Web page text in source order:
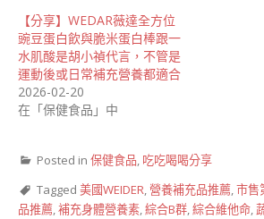
【分享】WEDAR薇達全方位
豌豆蛋白飲與脆米蛋白棒跟一
水肌酸是胡小禎代言，不管是
運動後或日常補充營養都適合
2026-02-20
在「保健食品」中
Posted in 保健食品, 吃吃喝喝分享
Tagged 美國WEIDER,營養補充品推薦,市售
品推薦,補充身體營養素,綜合B群,綜合維他命,